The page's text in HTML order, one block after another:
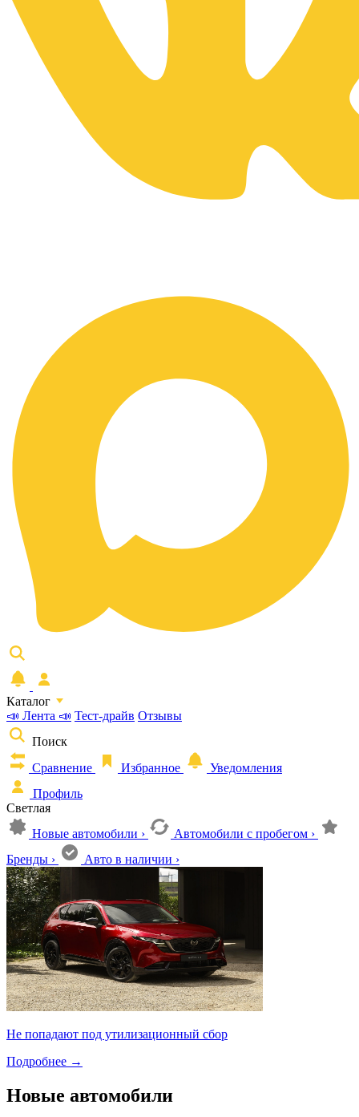
Каталог
📣 Лента 📣 Тест-драйв Отзывы
Поиск
Сравнение
Избранное
Уведомления
Профиль
Светлая
Новые автомобили › Автомобили с пробегом ›
Бренды › Авто в наличии ›
Не попадают под утилизационный сбор
Подробнее →
Новые автомобили